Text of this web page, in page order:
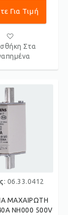
Για Τιμή
Στα
: 06.33.0412
ΜΑΧΑΙΡΩΤΗ
ΝΗ000 500V